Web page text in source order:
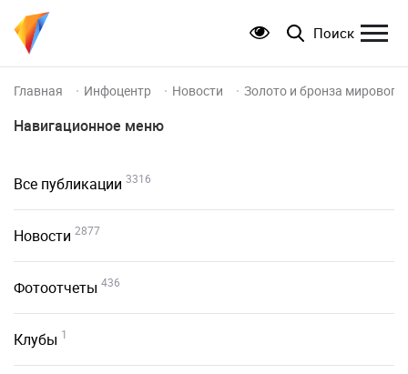
Поиск
Главная Инфоцентр Новости Золото и бронза мирового
Навигационное меню
Все публикации 3316
Новости 2877
Фотоотчеты 436
Клубы 1